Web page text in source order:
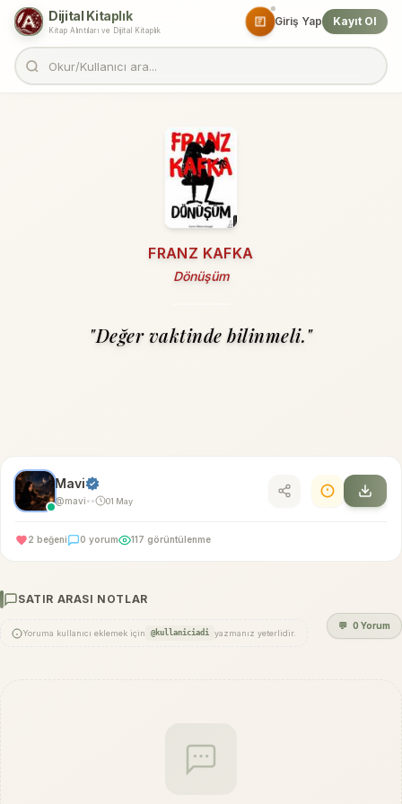
Dijital Kitaplık
Kitap Alıntıları ve Dijital Kitaplık
Giriş Yap Kayıt Ol
FRANZ KAFKA
Dönüşüm
"Değer vaktinde bilinmeli."
Mavi
@mavi • • 01 May
2 beğeni 0 yorum 117 görüntülenme
SATIR ARASI NOTLAR
Yoruma kullanıcı eklemek için @kullaniciadi yazmanız yeterlidir.
💬 0 Yorum